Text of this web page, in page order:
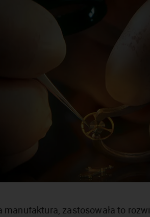
manufaktura, zastosowała to